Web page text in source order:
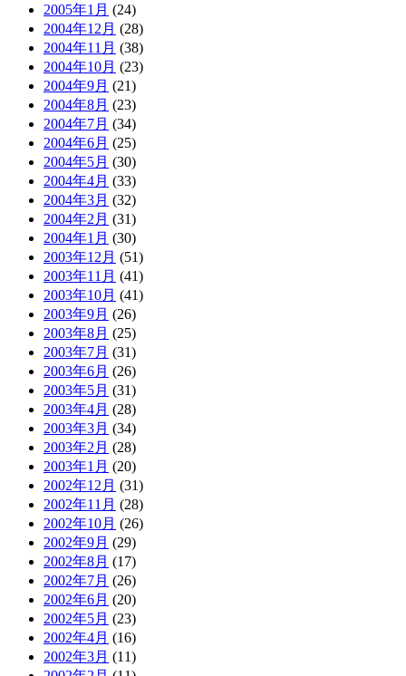
2005年1月 (24)
2004年12月 (28)
2004年11月 (38)
2004年10月 (23)
2004年9月 (21)
2004年8月 (23)
2004年7月 (34)
2004年6月 (25)
2004年5月 (30)
2004年4月 (33)
2004年3月 (32)
2004年2月 (31)
2004年1月 (30)
2003年12月 (51)
2003年11月 (41)
2003年10月 (41)
2003年9月 (26)
2003年8月 (25)
2003年7月 (31)
2003年6月 (26)
2003年5月 (31)
2003年4月 (28)
2003年3月 (34)
2003年2月 (28)
2003年1月 (20)
2002年12月 (31)
2002年11月 (28)
2002年10月 (26)
2002年9月 (29)
2002年8月 (17)
2002年7月 (26)
2002年6月 (20)
2002年5月 (23)
2002年4月 (16)
2002年3月 (11)